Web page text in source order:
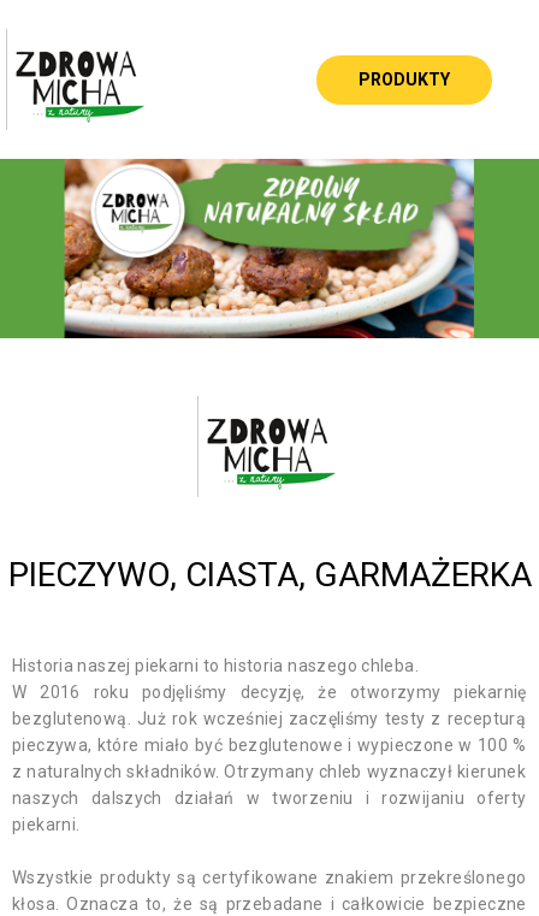
PRODUKTY
PIECZYWO, CIASTA, GARMAŻERKA
Historia naszej piekarni to historia naszego chleba.
W 2016 roku podjęliśmy decyzję, że otworzymy piekarnię
bezglutenową. Już rok wcześniej zaczęliśmy testy z recepturą
pieczywa, które miało być bezglutenowe i wypieczone w 100 %
z naturalnych składników. Otrzymany chleb wyznaczył kierunek
naszych dalszych działań w tworzeniu i rozwijaniu oferty
piekarni.
Wszystkie produkty są certyfikowane znakiem przekreślonego
kłosa. Oznacza to, że są przebadane i całkowicie bezpieczne